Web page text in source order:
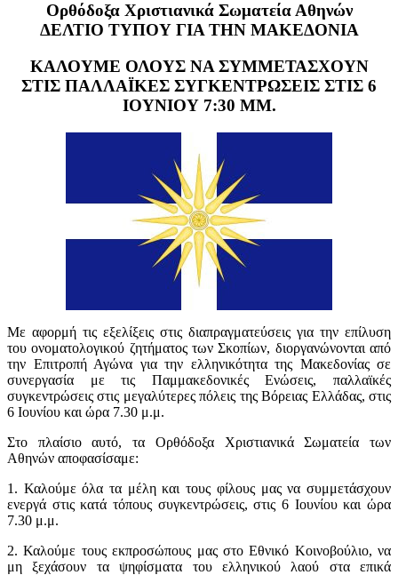
Oρθόδοξα Χριστιανικά Σωματεία Αθηνών
ΔΕΛΤΙΟ ΤΥΠΟΥ ΓΙΑ ΤΗΝ ΜΑΚΕΔΟΝΙΑ
ΚΑΛΟΥΜΕ ΟΛΟΥΣ ΝΑ ΣΥΜΜΕΤΑΣΧΟΥΝ
ΣΤΙΣ ΠΑΛΛΑΪΚΕΣ ΣΥΓΚΕΝΤΡΩΣΕΙΣ ΣΤΙΣ 6
ΙΟΥΝΙΟΥ 7:30 ΜΜ.
Με αφορμή τις εξελίξεις στις διαπραγματεύσεις για την επίλυση
του ονοματολογικού ζητήματος των Σκοπίων, διοργανώνονται από
την Επιτροπή Αγώνα για την ελληνικότητα της Μακεδονίας σε
συνεργασία με τις Παμμακεδονικές Ενώσεις, παλλαϊκές
συγκεντρώσεις στις μεγαλύτερες πόλεις της Βόρειας Ελλάδας, στις
6 Ιουνίου και ώρα 7.30 μ.μ.
Στο πλαίσιο αυτό, τα Ορθόδοξα Χριστιανικά Σωματεία των
Αθηνών αποφασίσαμε:
1. Καλούμε όλα τα μέλη και τους φίλους μας να συμμετάσχουν
ενεργά στις κατά τόπους συγκεντρώσεις, στις 6 Ιουνίου και ώρα
7.30 μ.μ.
2. Καλούμε τους εκπροσώπους μας στο Εθνικό Κοινοβούλιο, να
μη ξεχάσουν τα ψηφίσματα του ελληνικού λαού στα επικά